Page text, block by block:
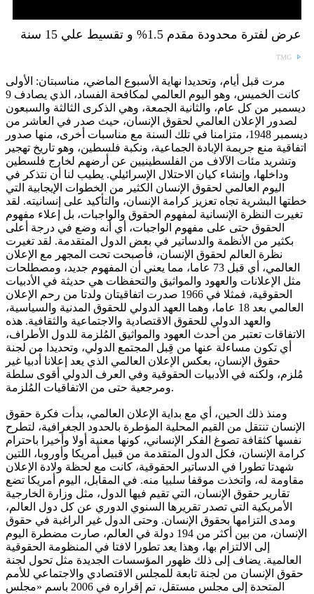
عرض لفترة محدودة مقدم 1.5% و تقسيط علي 15 سنة
TMG
مرت قبل أيام، وتحديدا نهاية الأسبوع الماضي، مناسبتان: الأولى
كانت الخميس، وهو اليوم العالمي لمكافحة الفساد، الذي يصادف 9
ديسمبر من كل عام، والثانية الجمعة، وهي الذكرى الثالثة والسبعون
لصدور الإعلان العالمي لحقوق الإنسان، حيث صدر في العاشر من
ديسمبر 1948، متزامنا في تلك السنة مع مناسبات أخرى، منها صدور
اتفاقية منع جريمة الإبادة الجماعية، ونكبة فلسطين، وهو تاريخ تهجير
وتشريد مئات الآلاف من الفلسطينيين عن أرضهم لخارج فلسطين
وداخلها، وإنشاء كيان الاحتلال الإسرائيلي. يطيب لنا أن نتذكر في
اليوم العالمي لحقوق الإنسان الكثير من الخطوات الإيجابية التي
خطتها البشرية تجاه تعزيز كرامة الإنسان، والتأكيد على إنسانيته. لقد
تغيرت النظرة الإنسانية لمفهوم الحقوق والواجبات، بل إعلاء مفهوم
الحقوق حتى على مفهوم الواجبات، أي أنه وضع في درجة أعلى
بكثير من الأنظمة والدساتير في بعض الدول المتقدمة. لقد تغيرت
نظرة العالم لحقوق الإنسان، فأصبحت تحت المجهر مع الإعلان
العالمي، أي قبل 73 عاما، مما يعني أن المفهوم جديد، ومصطلحات
مثل الإعلانات والعهود والمواثيق والتحفظات هي حديثة في الأدبيات
الحقوقية، فمثلا في 1966 صدرت اتفاقيتان ولدتا من رحم الإعلان
العالمي بعد 18 عاما، وهما العهد الدولي للحقوق المدنية والسياسية،
والعهد الدولي للحقوق الاقتصادية والاجتماعية والثقافية. هذه
الاتفاقات تعتبر من أحدث العهود والمواثيق المُلزمة للدول الأطراف،
أي تكون مساءلة عنها من قِبل المجتمع الدولي، وتحديدا من لجنة
حقوق الإنسان، بعكس الإعلان العالمي الذي يعد إعلانا أدبيا غير
مُلزم، ولكنه في الأدبيات الحقوقية وفي العرف الدولي أقوى سلطة
ومرجعية حتى من الاتفاقيات المُلزمة.
ومنذ ذلك الحين، أي مع بداية الإعلان العالمي، بدأت فكرة حقوق
الإنسان تنتقل من القيم المحلية المؤطرة بالحدود الجغرافية، لتطرح
نفسها كثقافة تصوغ الفكر الإنساني، كونها معنية أولا وأخيرا باحترام
كرامة الإنسان، فكل الدول المتقدمة من قبيل أمريكا وأوروبا، اللتين
شهدتا تطورا في الدساتير الحقوقية، كانت مع لحظة ولادة الإعلان
مقاومة له، واتخذت موقفا سلبيا منه. في المقابل، اليوم أمريكا تضع
تقارير حقوق الإنسان، التي تقيم فيها الدول، مثل وزارة الخارجية
الأمريكية التي تصدر تقريرها السنوي الدوري عن كل دول العالم،
ومدى التزامها بحقوق الإنسان. وحتى الدول غير الراغبة في حقوق
الإنسان، من بين أكثر من 194 دولة في العالم، صارت مضطرة اليوم
إلى الالتزام بها، وهذا يعد تطورا لافتا في المنظومة الحقوقية
العالمية. يضاف إلى ذلك ظهور المؤسسات الجديدة مثل تحول لجنة
حقوق الإنسان من لجنة تابعة للمجلس الاقتصادي والاجتماعي للأمم
المتحدة إلى مجلس مستقل، تم إقراره في 2006 باسم «مجلس